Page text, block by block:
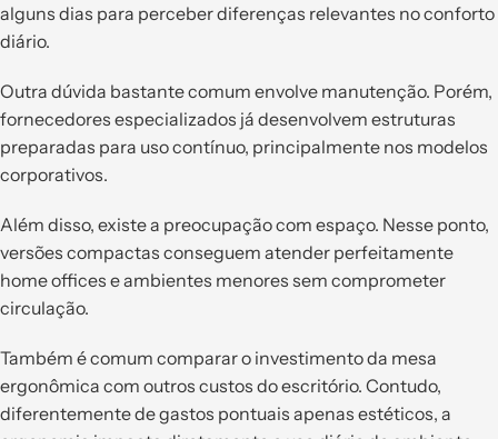
alguns dias para perceber diferenças relevantes no conforto
diário.
Outra dúvida bastante comum envolve manutenção. Porém,
fornecedores especializados já desenvolvem estruturas
preparadas para uso contínuo, principalmente nos modelos
corporativos.
Além disso, existe a preocupação com espaço. Nesse ponto,
versões compactas conseguem atender perfeitamente
home offices e ambientes menores sem comprometer
circulação.
Também é comum comparar o investimento da mesa
ergonômica com outros custos do escritório. Contudo,
diferentemente de gastos pontuais apenas estéticos, a